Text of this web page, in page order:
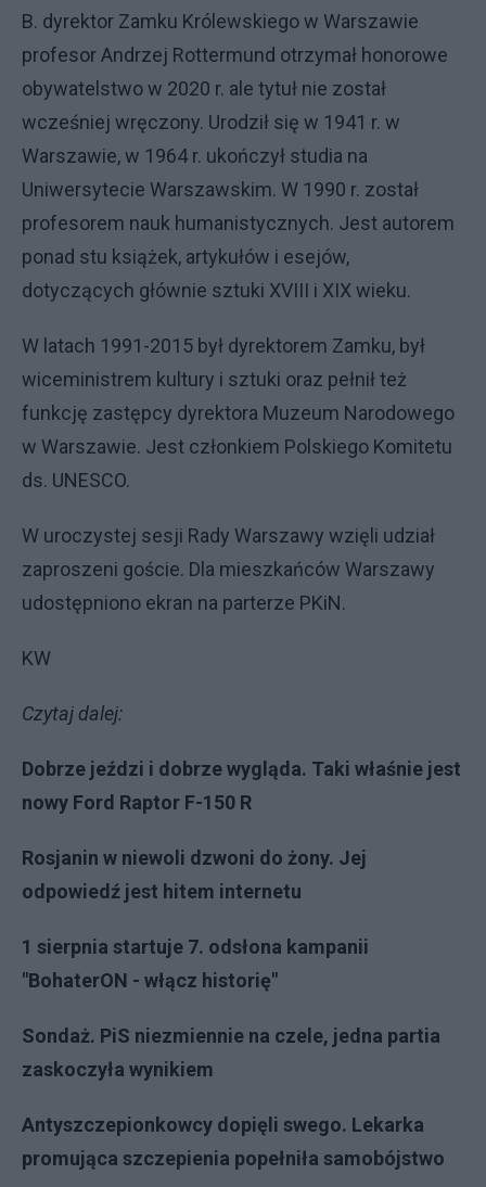
B. dyrektor Zamku Królewskiego w Warszawie
profesor Andrzej Rottermund otrzymał honorowe
obywatelstwo w 2020 r. ale tytuł nie został
wcześniej wręczony. Urodził się w 1941 r. w
Warszawie, w 1964 r. ukończył studia na
Uniwersytecie Warszawskim. W 1990 r. został
profesorem nauk humanistycznych. Jest autorem
ponad stu książek, artykułów i esejów,
dotyczących głównie sztuki XVIII i XIX wieku.
W latach 1991-2015 był dyrektorem Zamku, był
wiceministrem kultury i sztuki oraz pełnił też
funkcję zastępcy dyrektora Muzeum Narodowego
w Warszawie. Jest członkiem Polskiego Komitetu
ds. UNESCO.
W uroczystej sesji Rady Warszawy wzięli udział
zaproszeni goście. Dla mieszkańców Warszawy
udostępniono ekran na parterze PKiN.
KW
Czytaj dalej:
Dobrze jeździ i dobrze wygląda. Taki właśnie jest
nowy Ford Raptor F-150 R
Rosjanin w niewoli dzwoni do żony. Jej
odpowiedź jest hitem internetu
1 sierpnia startuje 7. odsłona kampanii
"BohaterON - włącz historię"
Sondaż. PiS niezmiennie na czele, jedna partia
zaskoczyła wynikiem
Antyszczepionkowcy dopięli swego. Lekarka
promująca szczepienia popełniła samobójstwo